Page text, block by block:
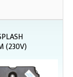
(230V)